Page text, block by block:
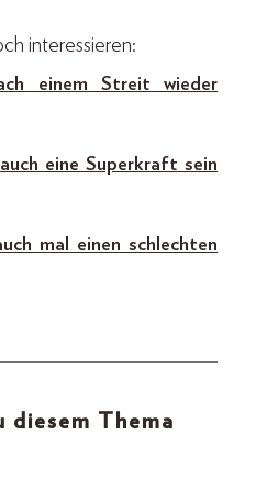
interessieren:
einem Streit wieder
eine Superkraft sein
mal einen schlechten
Thema